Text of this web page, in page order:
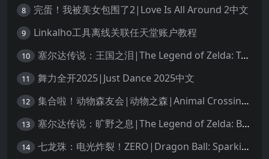
8 完蛋！我被美女包围了2|Love Is All Around 2中文
9 Linkalho工具离线关联任天堂账户教程
10 塞尔达传说：王国之泪|The Legend of Zelda: Tears of the Kingdom中文
11 舞力全开2025|Just Dance 2025中文
12 集合啦！动物森友会|动物之森|Animal Crossing: New Horizons中文
13 塞尔达传说：旷野之息|The Legend of Zelda: Breath of the Wild中文
14 七龙珠：电光炸裂！ZERO|Dragon Ball: Sparking! Zero中文